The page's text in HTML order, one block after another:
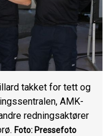
takket for tett og
AMK-
redningsaktører
Foto: Pressefoto